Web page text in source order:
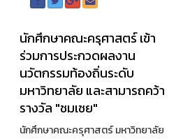
นักศึกษาคณะครุศาสตร์ เข้า
ร่วมการประกวดผลงาน
นวัตกรรมท้องถิ่นระดับ
มหาวิทยาลัย และสามารถคว้า
รางวัล "ชมเชย"
นักศึกษาคณะครุศาสตร์ มหาวิทยาลัย